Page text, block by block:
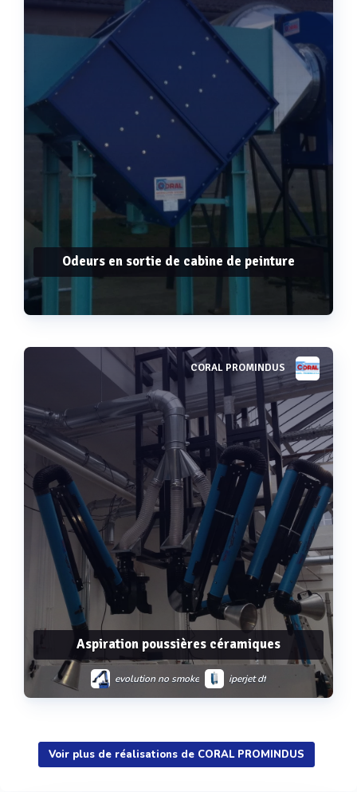
Odeurs en sortie de cabine de peinture
Voir plusCORAL PROMINDUS
Aspiration poussières céramiques
evolution no smoke iperjet df
Voir plus
Voir plus de réalisations de CORAL PROMINDUS